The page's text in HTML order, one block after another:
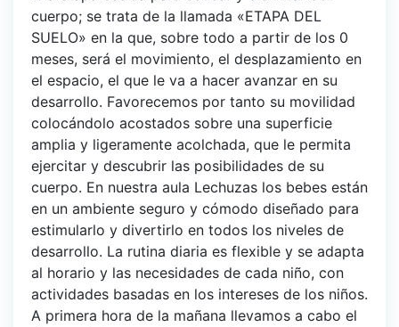
cuerpo; se trata de la llamada «ETAPA DEL
SUELO» en la que, sobre todo a partir de los 0
meses, será el movimiento, el desplazamiento en
el espacio, el que le va a hacer avanzar en su
desarrollo. Favorecemos por tanto su movilidad
colocándolo acostados sobre una superficie
amplia y ligeramente acolchada, que le permita
ejercitar y descubrir las posibilidades de su
cuerpo. En nuestra aula Lechuzas los bebes están
en un ambiente seguro y cómodo diseñado para
estimularlo y divertirlo en todos los niveles de
desarrollo. La rutina diaria es flexible y se adapta
al horario y las necesidades de cada niño, con
actividades basadas en los intereses de los niños.
A primera hora de la mañana llevamos a cabo el